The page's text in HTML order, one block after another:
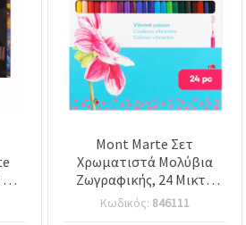
4
Mont Marte Σετ
Χρωματιστά Μολύβια
Ζωγραφικής, 24 Μικτά
Χρώματα
Κωδικός: 846111